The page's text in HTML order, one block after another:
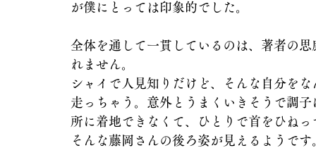
が僕にとっては印象的でした。
全体を通して一貫しているのは、著者の
れません。
シャイで人見知りだけど、そんな自分を
走っちゃう。意外とうまくいきそうで調
所に着地できなくて、ひとりで首をひねっ
そんな藤岡さんの後ろ姿が見えるようです